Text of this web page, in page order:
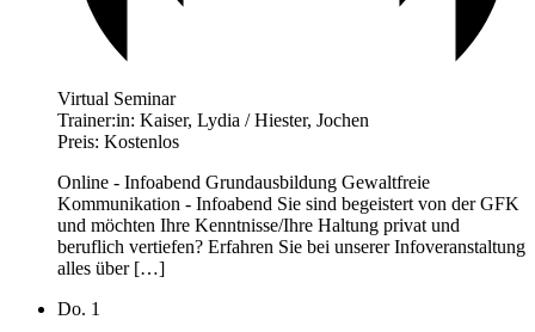
Virtual Seminar
Trainer:in: Kaiser, Lydia / Hiester, Jochen
Preis: Kostenlos
Online - Infoabend Grundausbildung Gewaltfreie
Kommunikation - Infoabend Sie sind begeistert von der GFK
und möchten Ihre Kenntnisse/Ihre Haltung privat und
beruflich vertiefen? Erfahren Sie bei unserer Infoveranstaltung
alles über […]
Do. 1